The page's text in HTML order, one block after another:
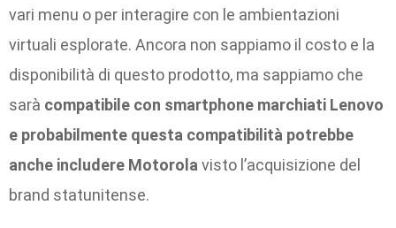
vari menu o per interagire con le ambientazioni
virtuali esplorate. Ancora non sappiamo il costo e la
disponibilità di questo prodotto, ma sappiamo che
sarà compatibile con smartphone marchiati Lenovo
e probabilmente questa compatibilità potrebbe
anche includere Motorola visto l’acquisizione del
brand statunitense.